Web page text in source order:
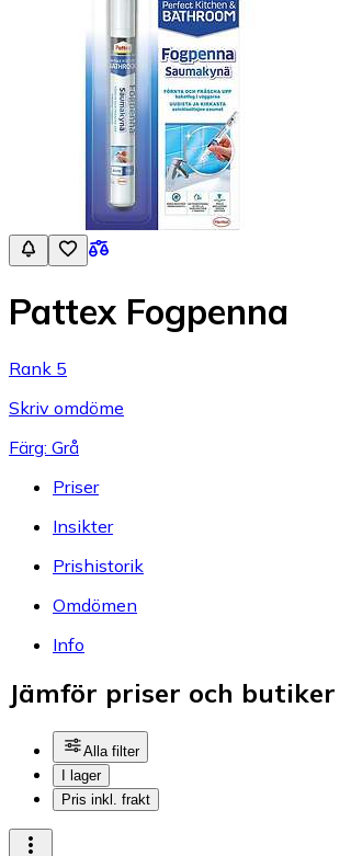
Pattex Fogpenna
Rank 5
Skriv omdöme
Färg: Grå
Priser
Insikter
Prishistorik
Omdömen
Info
Jämför priser och butiker
Alla filter
I lager
Pris inkl. frakt